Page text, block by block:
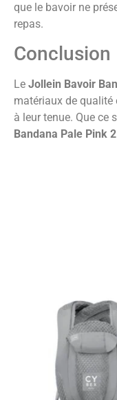
que le bavoir ne
repas.
Conclusion
Le Jollein Bavoir
matériaux de qualité
à leur tenue. Que ce
Bandana Pale Pink